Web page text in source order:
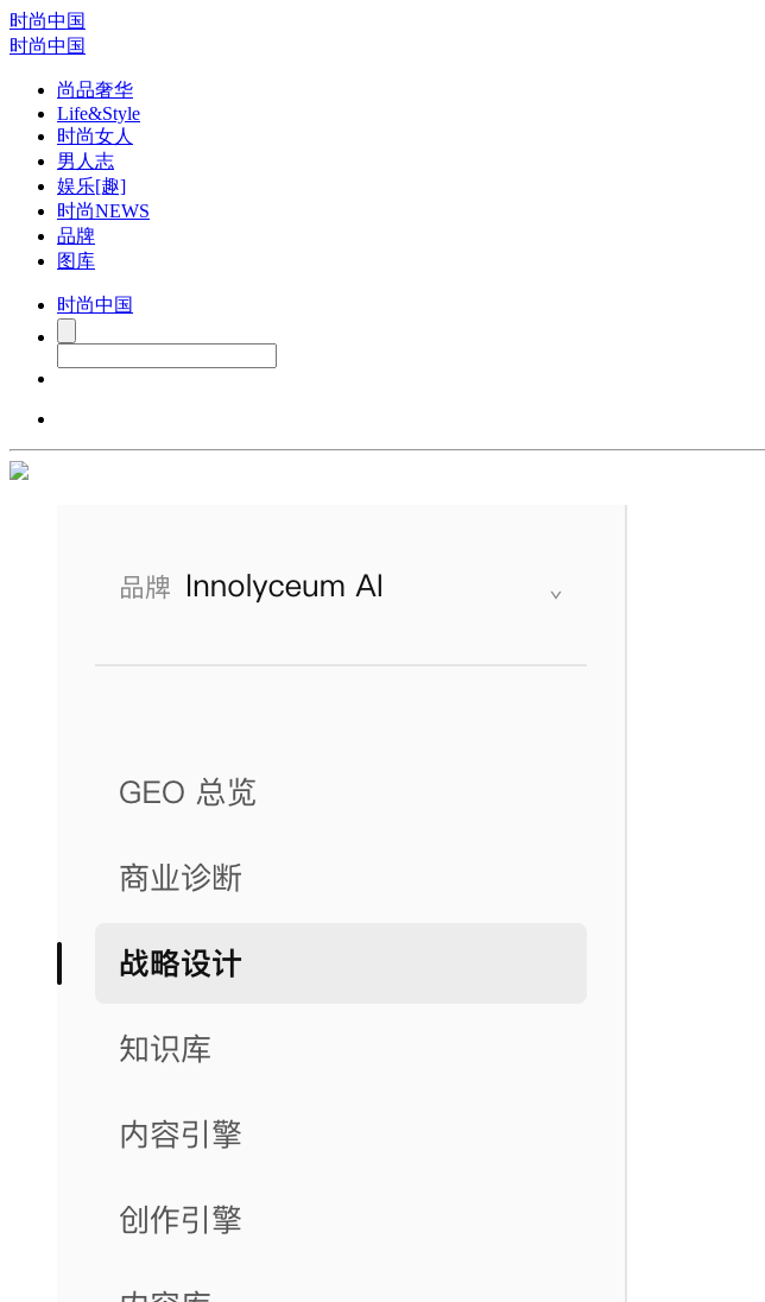
时尚中国
时尚中国
尚品奢华
Life&Style
时尚女人
男人志
娱乐[趣]
时尚NEWS
品牌
图库
时尚中国